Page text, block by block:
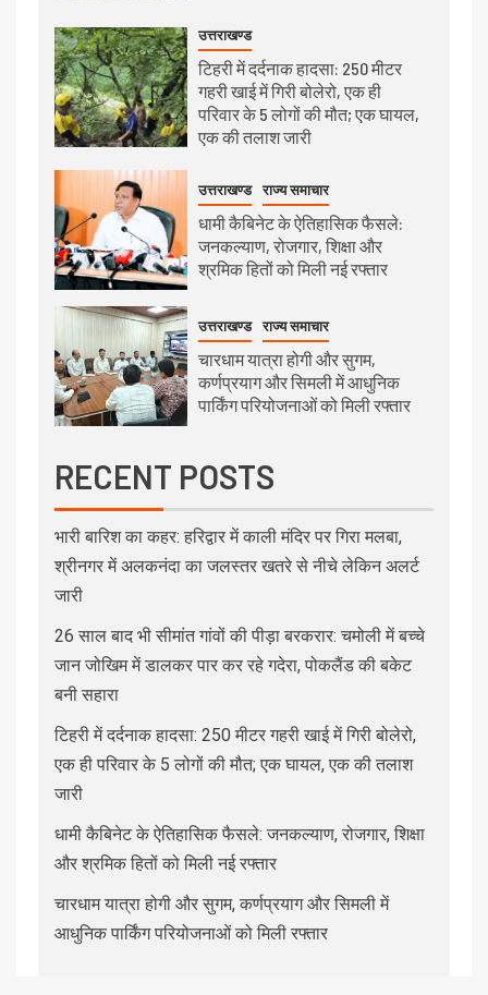
उत्तराखण्ड
टिहरी में दर्दनाक हादसा: 250 मीटर
गहरी खाई में गिरी बोलेरो, एक ही
परिवार के 5 लोगों की मौत; एक घायल,
एक की तलाश जारी
उत्तराखण्ड राज्य समाचार
धामी कैबिनेट के ऐतिहासिक फैसले:
जनकल्याण, रोजगार, शिक्षा और
श्रमिक हितों को मिली नई रफ्तार
उत्तराखण्ड राज्य समाचार
चारधाम यात्रा होगी और सुगम,
कर्णप्रयाग और सिमली में आधुनिक
पार्किंग परियोजनाओं को मिली रफ्तार
RECENT POSTS
भारी बारिश का कहर: हरिद्वार में काली मंदिर पर गिरा मलबा,
श्रीनगर में अलकनंदा का जलस्तर खतरे से नीचे लेकिन अलर्ट
जारी
26 साल बाद भी सीमांत गांवों की पीड़ा बरकरार: चमोली में बच्चे
जान जोखिम में डालकर पार कर रहे गदेरा, पोकलैंड की बकेट
बनी सहारा
टिहरी में दर्दनाक हादसा: 250 मीटर गहरी खाई में गिरी बोलेरो,
एक ही परिवार के 5 लोगों की मौत; एक घायल, एक की तलाश
जारी
धामी कैबिनेट के ऐतिहासिक फैसले: जनकल्याण, रोजगार, शिक्षा
और श्रमिक हितों को मिली नई रफ्तार
चारधाम यात्रा होगी और सुगम, कर्णप्रयाग और सिमली में
आधुनिक पार्किंग परियोजनाओं को मिली रफ्तार